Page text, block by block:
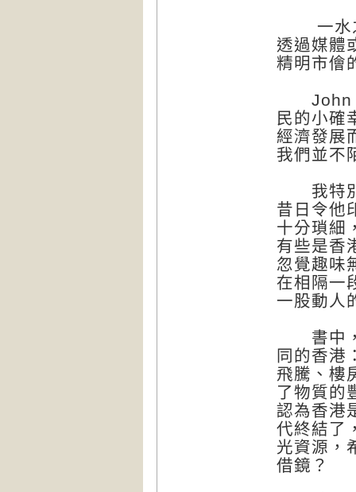
一水之
透過媒體
精明市儈
John
民的小確
經濟發展
我們並不
我特別
昔日令他
十分瑣細
有些是香
忽覺趣味
在相隔一
一股動人
書中，
同的香港
飛騰、樓
了物質的
認為香港
代終結了
光資源，
借鏡？